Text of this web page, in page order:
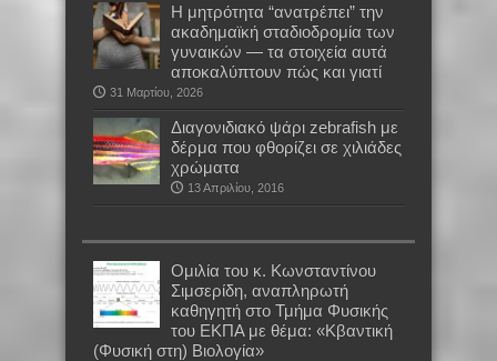
Η μητρότητα “ανατρέπει” την
ακαδημαϊκή σταδιοδρομία των
γυναικών — τα στοιχεία αυτά
αποκαλύπτουν πώς και γιατί
31 Μαρτίου, 2026
Διαγονιδιακό ψάρι zebrafish με
δέρμα που φθορίζει σε χιλιάδες
χρώματα
13 Απριλίου, 2016
Oμιλία του κ. Κωνσταντίνου
Σιμσερίδη, αναπληρωτή
καθηγητή στο Τμήμα Φυσικής
του ΕΚΠΑ με θέμα: «Κβαντική
(Φυσική στη) Βιολογία»